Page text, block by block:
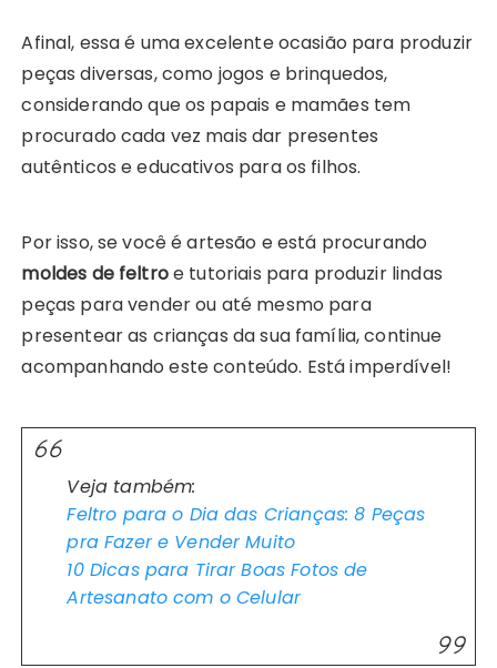
Afinal, essa é uma excelente ocasião para produzir
peças diversas, como jogos e brinquedos,
considerando que os papais e mamães tem
procurado cada vez mais dar presentes
autênticos e educativos para os filhos.
Por isso, se você é artesão e está procurando
moldes de feltroe tutoriais para produzir lindas
peças para vender ou até mesmo para
presentear as crianças da sua família, continue
acompanhando este conteúdo. Está imperdível!
Veja também:
Feltro para o Dia das Crianças: 8 Peças
pra Fazer e Vender Muito
10 Dicas para Tirar Boas Fotos de
Artesanato com o Celular